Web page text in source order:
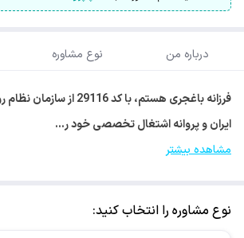
درباره من نوع مشاوره
فرزانه باغجری هستم، با کد
ایران و پروانه اشتغال تخصصی خود ر…
مشاهده بیشتر
نوع مشاوره را انتخاب کنید: